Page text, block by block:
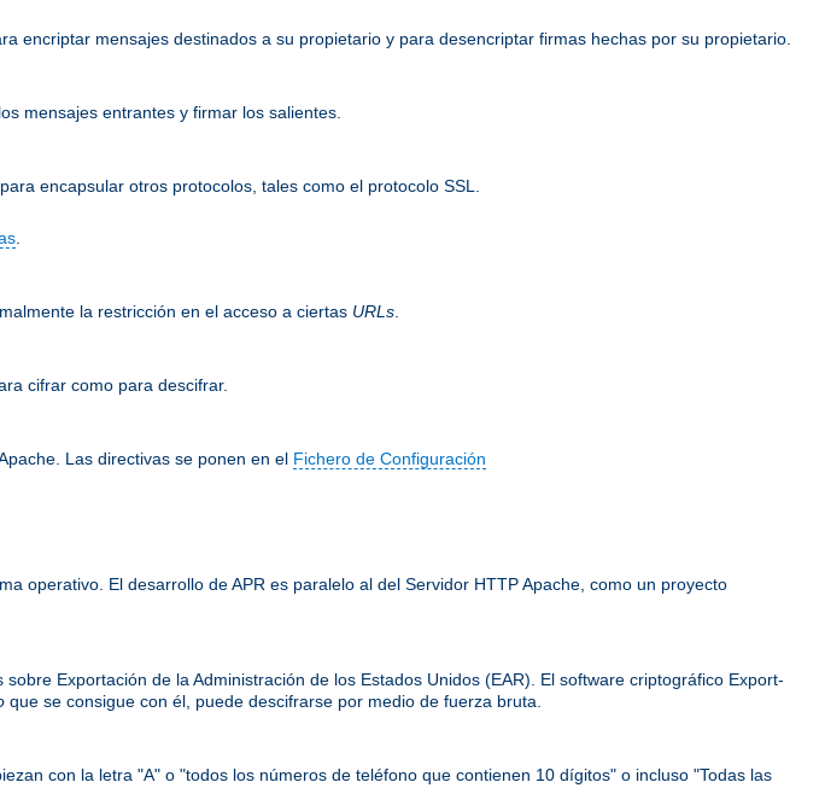
encriptar mensajes destinados a su propietario y para desencriptar firmas hechas por su propietario.
mensajes entrantes y firmar los salientes.
encapsular otros protocolos, tales como el protocolo SSL.
la restricción en el acceso a ciertas URLs
cifrar como para descifrar.
Las directivas se ponen en el Fichero de Configuración
operativo. El desarrollo de APR es paralelo al del Servidor HTTP Apache, como un proyecto
Exportación de la Administración de los Estados Unidos (EAR). El software criptográfico Export-
que se consigue con él, puede descifrarse por medio de fuerza bruta.
con la letra "A" o "todos los números de teléfono que contienen 10 dígitos" o incluso "Todas las